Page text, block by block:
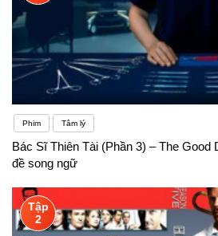
Phim Tâm lý
Bác Sĩ Thiên Tài (Phần 3) – The Good
đề song ngữ
Tập
2